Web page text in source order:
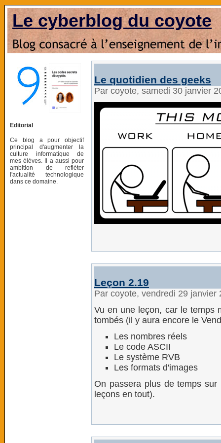
Le cyberblog du coyote
Editorial
Ce blog a pour objectif
principal d'augmenter la
culture informatique de
mes élèves. Il a aussi pour
ambition de refléter
l'actualité technologique
dans ce domaine.
Le quotidien des geeks
Par coyote, samedi 30 janvier
Leçon 2.19
Par coyote, vendredi 29
Vu en une leçon, car le temps
tombés (il y aura encore le
Les nombres réels
Le code ASCII
Le système RVB
Les formats d'images
On passera plus de temps
leçons en tout).